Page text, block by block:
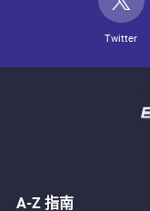
Twitter
A-Z 指南